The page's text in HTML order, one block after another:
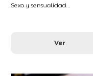
Sexo y sensualidad...
Ver